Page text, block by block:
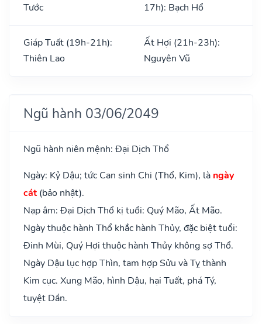
Tước
17h): Bạch Hổ
Giáp Tuất (19h-21h):
Thiên Lao
Ất Hợi (21h-23h):
Nguyên Vũ
Ngũ hành 03/06/2049
Ngũ hành niên mệnh: Đại Dịch Thổ
Ngày: Kỷ Dậu; tức Can sinh Chi (Thổ, Kim), là ngày
cát(bảo nhật).
Nạp âm: Đại Dịch Thổ kị tuổi: Quý Mão, Ất Mão.
Ngày thuộc hành Thổ khắc hành Thủy, đặc biệt tuổi:
Đinh Mùi, Quý Hợi thuộc hành Thủy không sợ Thổ.
Ngày Dậu lục hợp Thìn, tam hợp Sửu và Tỵ thành
Kim cục. Xung Mão, hình Dậu, hại Tuất, phá Tý,
tuyệt Dần.